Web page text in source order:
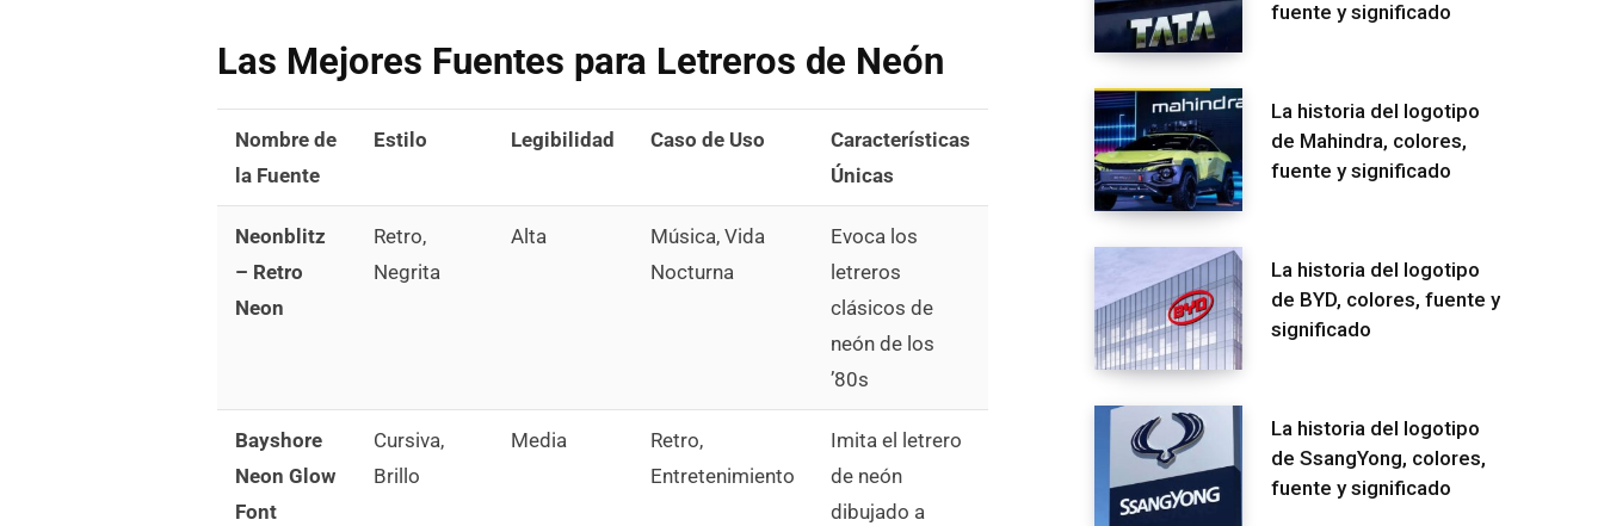
Las Mejores Fuentes para Letreros de Neón
Nombre de
la Fuente
Estilo Legibilidad Caso de Uso
Características
Únicas
Neonblitz
– Retro
Neon
Retro,
Negrita
Alta
Música, Vida
Nocturna
Evoca los
letreros
clásicos de
neón de los
’80s
Bayshore
Neon Glow
Font
Cursiva,
Brillo
Media
Retro,
Entretenimiento
Imita el letrero
de neón
dibujado a
fuente y significado
La historia del logotipo
de Mahindra, colores,
fuente y significado
La historia del logotipo
de BYD, colores, fuente y
significado
La historia del logotipo
de SsangYong, colores,
fuente y significado